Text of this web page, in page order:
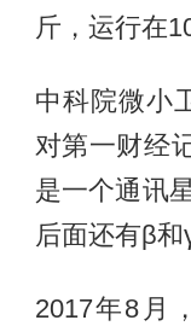
斤，运行在
中科院微小
对第一财经
是一个通讯
后面还有β和
2017年8月